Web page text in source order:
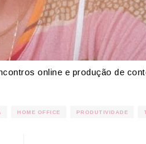
online e produção de
HOME OFFICE PRODUTIVIDADE